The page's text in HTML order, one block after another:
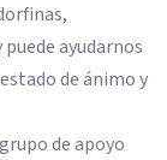
ayudarnos
de ánimo y
de apoyo